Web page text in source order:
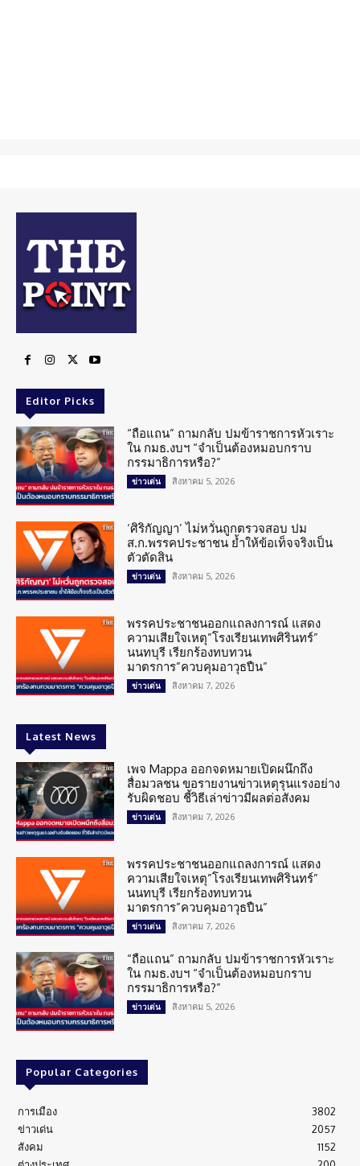
Editor Picks
“ถือแถน” ถามกลับ ปมข้าราชการหัวเราะ
ใน กมธ.งบฯ “จำเป็นต้องหมอบกราบ
กรรมาธิการหรือ?”
ข่าวเด่น สิงหาคม 5, 2026
‘ศิริกัญญา’ ไม่หวั่นถูกตรวจสอบ ปม
ส.ก.พรรคประชาชน ย้ำให้ข้อเท็จจริงเป็น
ตัวตัดสิน
ข่าวเด่น สิงหาคม 5, 2026
พรรคประชาชนออกแถลงการณ์ แสดง
ความเสียใจเหตุ”โรงเรียนเทพศิรินทร์”
นนทบุรี เรียกร้องทบทวน
มาตรการ”ควบคุมอาวุธปืน”
ข่าวเด่น สิงหาคม 7, 2026
Latest News
เพจ Mappa ออกจดหมายเปิดผนึกถึง
สื่อมวลชน ขอรายงานข่าวเหตุรุนแรงอย่าง
รับผิดชอบ ชี้วิธีเล่าข่าวมีผลต่อสังคม
ข่าวเด่น สิงหาคม 7, 2026
พรรคประชาชนออกแถลงการณ์ แสดง
ความเสียใจเหตุ”โรงเรียนเทพศิรินทร์”
นนทบุรี เรียกร้องทบทวน
มาตรการ”ควบคุมอาวุธปืน”
ข่าวเด่น สิงหาคม 7, 2026
“ถือแถน” ถามกลับ ปมข้าราชการหัวเราะ
ใน กมธ.งบฯ “จำเป็นต้องหมอบกราบ
กรรมาธิการหรือ?”
ข่าวเด่น สิงหาคม 5, 2026
Popular Categories
การเมือง
3802
ข่าวเด่น
2057
สังคม
1152